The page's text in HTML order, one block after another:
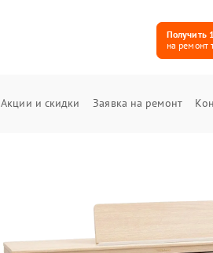
Получить
на ремонт
Акции и скидки Заявка на ремонт